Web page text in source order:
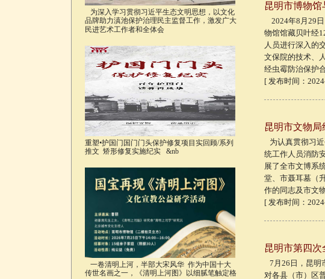
为深入学习贯彻习近平生态文明思想，以文化
品牌助力滇池保护治理民主监督工作，激发广大
民进艺术工作者和全体会
重塑•护国门国门门头保护修复项目实回顾/系列
推文 矫形修复实施纪实 &nb
一卷清明上河，半部大宋风华 作为中国十大
传世名画之一，《清明上河图》以细腻笔触定格
昆明市博物
2024年8月29
物馆馆藏贝叶经
人员进行深入的
文保院的技术、
经虫霉防治保护
[ 发布时间：
昆明市文物局
为认真贯彻习
统工作人员消防
展了全市文博系
堂、市聂耳墓（
作的同志及市文
[ 发布时间：
昆明市第四
7月26日，昆明
对各县（市）区